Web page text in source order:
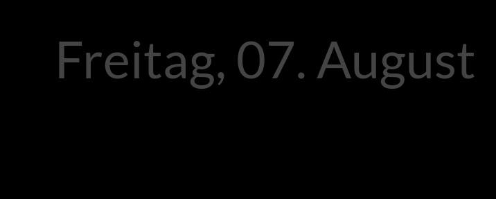
Freitag, 07. August